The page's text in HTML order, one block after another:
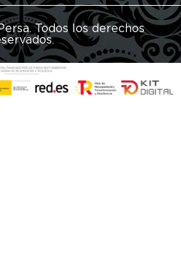
Todos los derechos